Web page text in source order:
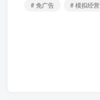
# 免广告
# 模拟经营